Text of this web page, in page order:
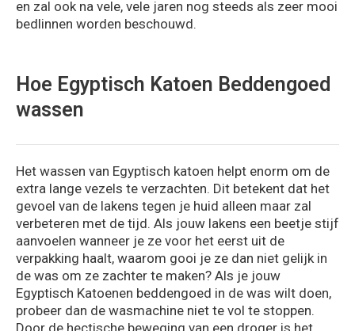
en zal ook na vele, vele jaren nog steeds als zeer mooi
bedlinnen worden beschouwd.
Hoe Egyptisch Katoen Beddengoed
wassen
Het wassen van Egyptisch katoen helpt enorm om de
extra lange vezels te verzachten. Dit betekent dat het
gevoel van de lakens tegen je huid alleen maar zal
verbeteren met de tijd. Als jouw lakens een beetje stijf
aanvoelen wanneer je ze voor het eerst uit de
verpakking haalt, waarom gooi je ze dan niet gelijk in
de was om ze zachter te maken? Als je jouw
Egyptisch Katoenen beddengoed in de was wilt doen,
probeer dan de wasmachine niet te vol te stoppen.